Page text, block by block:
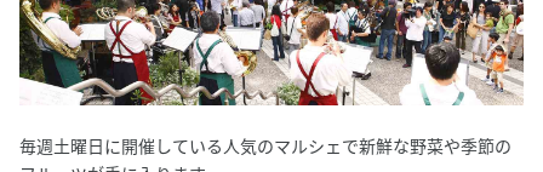
毎週土曜日に開催している人気のマルシェで新鮮な野菜や季節の